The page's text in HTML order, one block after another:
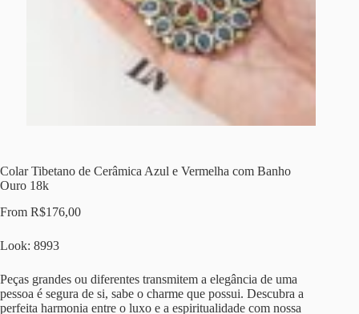
Colar Tibetano de Cerâmica Azul e Vermelha com Banho
Ouro 18k
From R$176,00
Look: 8993
Peças grandes ou diferentes transmitem a elegância de uma
pessoa é segura de si, sabe o charme que possui. Descubra a
perfeita harmonia entre o luxo e a espiritualidade com nossa